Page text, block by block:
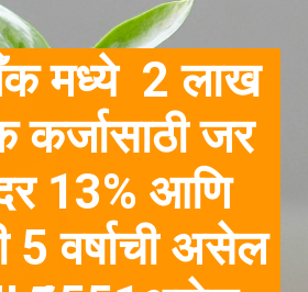
मध्ये 2 लाख
कर्जासाठी जर
13% आणि
5 वर्षाची असेल